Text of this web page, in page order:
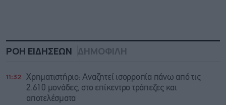
ΡΟΗ ΕΙΔΗΣΕΩΝ ΔΗΜΟΦΙΛΗ
11:32 Χρηματιστήριο: Αναζητεί ισορροπία πάνω από τις
2.610 μονάδες, στο επίκεντρο τράπεζες και
αποτελέσματα